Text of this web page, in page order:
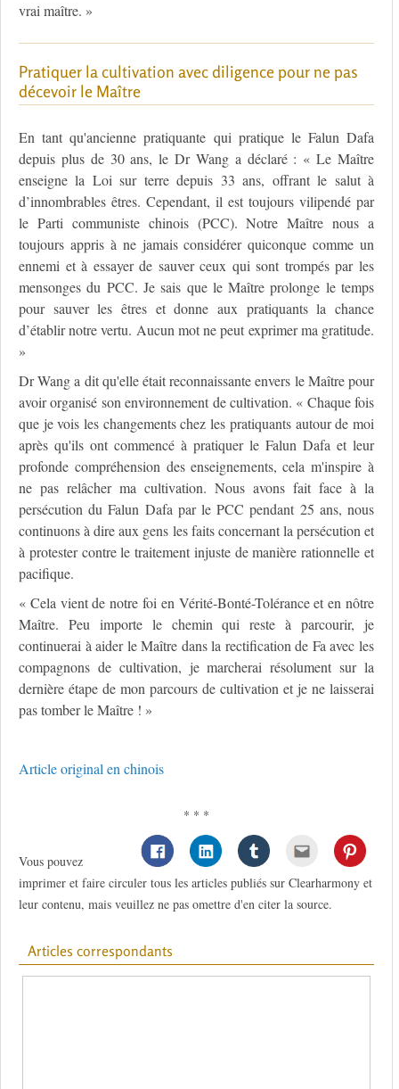
vrai maître. »
Pratiquer la cultivation avec diligence pour ne pas
décevoir le Maître
En tant qu'ancienne pratiquante qui pratique le Falun Dafa
depuis plus de 30 ans, le Dr Wang a déclaré : « Le Maître
enseigne la Loi sur terre depuis 33 ans, offrant le salut à
d’innombrables êtres. Cependant, il est toujours vilipendé par
le Parti communiste chinois (PCC). Notre Maître nous a
toujours appris à ne jamais considérer quiconque comme un
ennemi et à essayer de sauver ceux qui sont trompés par les
mensonges du PCC. Je sais que le Maître prolonge le temps
pour sauver les êtres et donne aux pratiquants la chance
d’établir notre vertu. Aucun mot ne peut exprimer ma gratitude.
»
Dr Wang a dit qu'elle était reconnaissante envers le Maître pour
avoir organisé son environnement de cultivation. « Chaque fois
que je vois les changements chez les pratiquants autour de moi
après qu'ils ont commencé à pratiquer le Falun Dafa et leur
profonde compréhension des enseignements, cela m'inspire à
ne pas relâcher ma cultivation. Nous avons fait face à la
persécution du Falun Dafa par le PCC pendant 25 ans, nous
continuons à dire aux gens les faits concernant la persécution et
à protester contre le traitement injuste de manière rationnelle et
pacifique.
« Cela vient de notre foi en Vérité-Bonté-Tolérance et en nôtre
Maître. Peu importe le chemin qui reste à parcourir, je
continuerai à aider le Maître dans la rectification de Fa avec les
compagnons de cultivation, je marcherai résolument sur la
dernière étape de mon parcours de cultivation et je ne laisserai
pas tomber le Maître ! »
Article original en chinois
* * *
Vous pouvez
imprimer et faire circuler tous les articles publiés sur Clearharmony et
leur contenu, mais veuillez ne pas omettre d'en citer la source.
Articles correspondants